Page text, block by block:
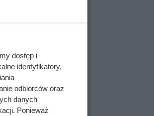
dostęp i
identyfikatory,
odbiorców oraz
danych
Ponieważ